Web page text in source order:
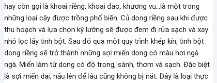
hay còn gọi là khoai riềng, khoai đao, khương vu…là một trong
những loại cây được trồng phổ biến. Củ dong riềng sau khi được
thu hoạch và lựa chọn kỹ lưỡng sẽ được đem đi rửa sạch và xay
nhỏ lọc lấy tinh bột. Sau đó qua một quy trình khép kín, tinh bột
dong riềng sẽ trở thành những sợi miến dong có màu hơi ngà
ngà. Miến làm từ dong có độ trong, sánh, thơm và sạch. Đặc biệt
là sợi miến dai, nấu lên để lâu cũng không bị nát. Đây là loại thực